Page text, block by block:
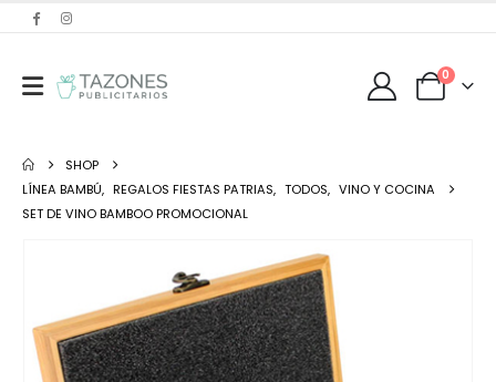
0
SHOP
LÍNEA BAMBÚ, REGALOS FIESTAS PATRIAS, TODOS, VINO Y COCINA
SET DE VINO BAMBOO PROMOCIONAL